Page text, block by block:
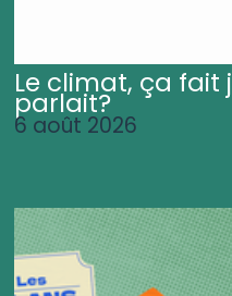
Le climat, ça fait
parlait?
6 août 2026